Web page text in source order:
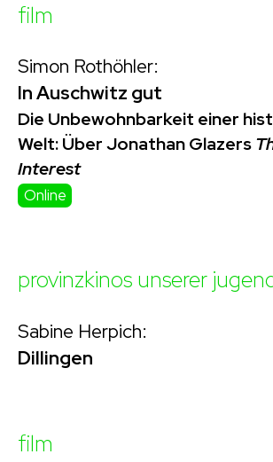
film
Simon Rothöhler:
In Auschwitz gut
Die Unbewohnbarkeit einer
Welt: Über Jonathan Glazers
Interest
Online
provinzkinos unserer
Sabine Herpich:
Dillingen
film